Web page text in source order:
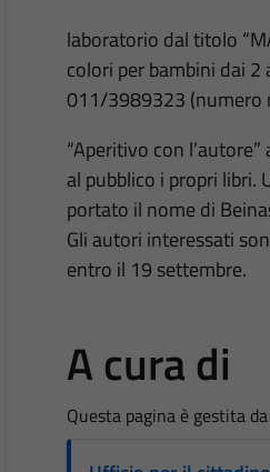
laboratorio dal titolo
colori per bambini dai 2
011/3989323 (numero
“Aperitivo con
al pubblico i propri libri.
portato il nome di
Gli autori interessati
entro il 19 settembre.
A cura di
Questa pagina è gestita da